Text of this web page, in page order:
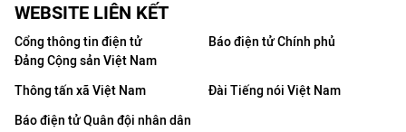
WEBSITE LIÊN KẾT
Cổng thông tin điện tử
Đảng Cộng sản Việt Nam
Báo điện tử Chính phủ
Thông tấn xã Việt Nam
Đài Tiếng nói Việt Nam
Báo điện tử Quân đội nhân dân